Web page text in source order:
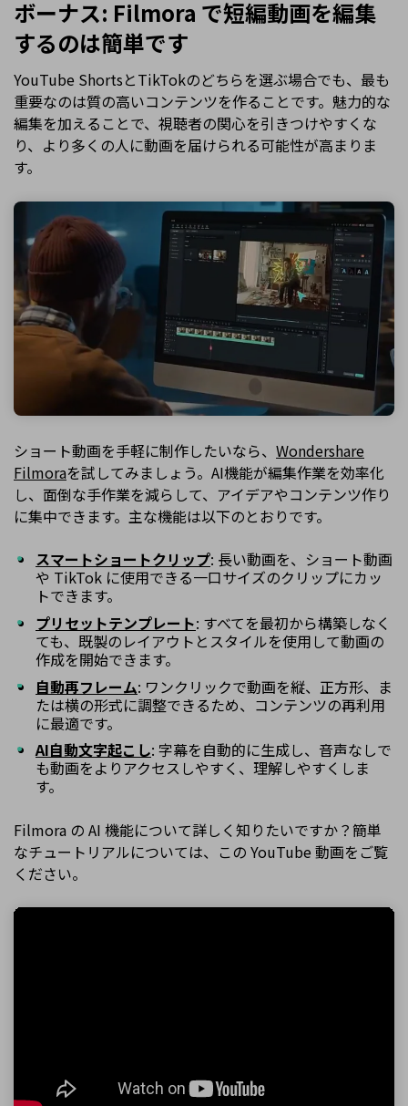
ボーナス: Filmora で短編動画を編集
するのは簡単です
YouTube ShortsとTikTokのどちらを選ぶ場合でも、最も
重要なのは質の高いコンテンツを作ることです。魅力的な
編集を加えることで、視聴者の関心を引きつけやすくな
り、より多くの人に動画を届けられる可能性が高まりま
す。
ショート動画を手軽に制作したいなら、 Wondershare
Filmoraを試してみましょう。AI機能が編集作業を効率化
し、面倒な手作業を減らして、アイデアやコンテンツ作り
に集中できます。主な機能は以下のとおりです。
スマートショートクリップ: 長い動画を、ショート動画
や TikTok に使用できる一口サイズのクリップにカッ
トできます。
プリセットテンプレート: すべてを最初から構築しなく
ても、既製のレイアウトとスタイルを使用して動画の
作成を開始できます。
自動再フレーム: ワンクリックで動画を縦、正方形、ま
たは横の形式に調整できるため、コンテンツの再利用
に最適です。
AI自動文字起こし: 字幕を自動的に生成し、音声なしで
も動画をよりアクセスしやすく、理解しやすくしま
す。
Filmora の AI 機能について詳しく知りたいですか？簡単
なチュートリアルについては、この YouTube 動画をご覧
ください。